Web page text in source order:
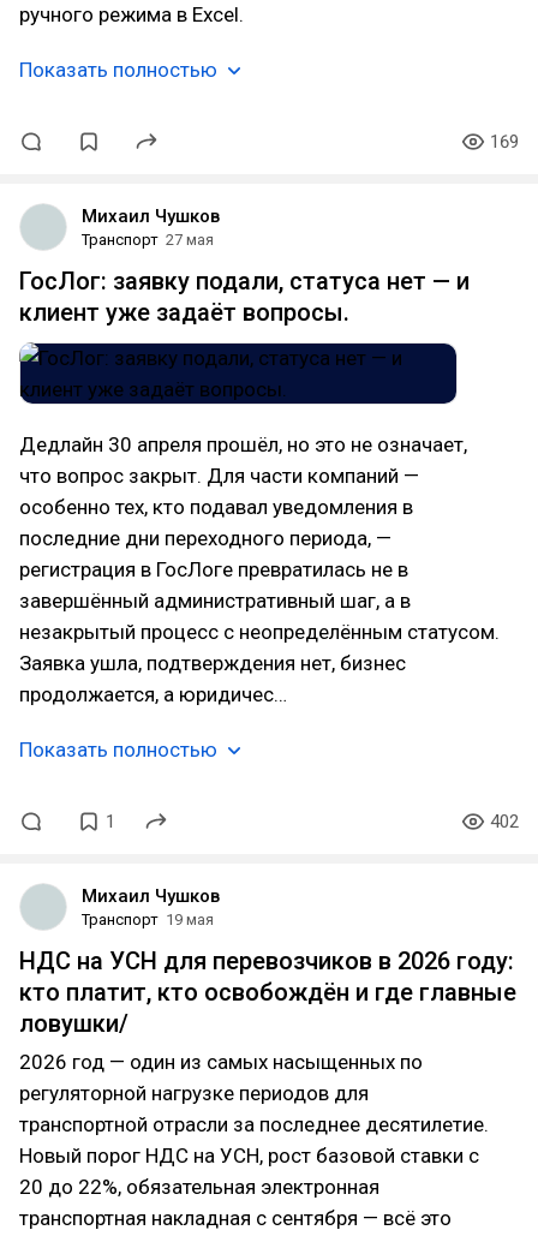
ручного режима в Excel.
Показать полностью
169
Михаил Чушков
Транспорт 27 мая
ГосЛог: заявку подали, статуса нет — и
клиент уже задаёт вопросы.
Дедлайн 30 апреля прошёл, но это не означает,
что вопрос закрыт. Для части компаний —
особенно тех, кто подавал уведомления в
последние дни переходного периода, —
регистрация в ГосЛоге превратилась не в
завершённый административный шаг, а в
незакрытый процесс с неопределённым статусом.
Заявка ушла, подтверждения нет, бизнес
продолжается, а юридичес…
Показать полностью
1 402
Михаил Чушков
Транспорт 19 мая
НДС на УСН для перевозчиков в 2026 году:
кто платит, кто освобождён и где главные
ловушки/
2026 год — один из самых насыщенных по
регуляторной нагрузке периодов для
транспортной отрасли за последнее десятилетие.
Новый порог НДС на УСН, рост базовой ставки с
20 до 22%, обязательная электронная
транспортная накладная с сентября — всё это